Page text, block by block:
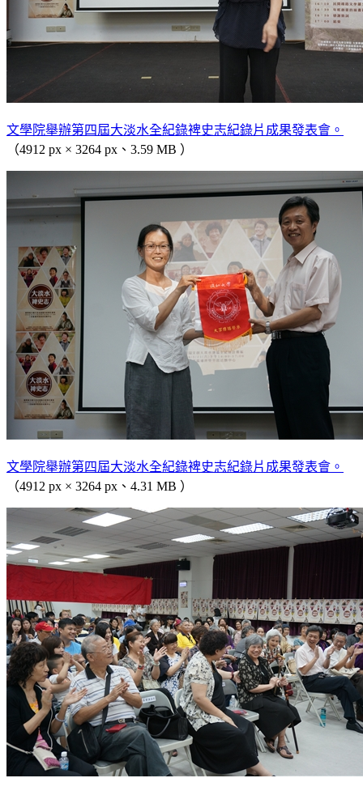
文學院舉辦第四屆大淡水全紀錄裨史志紀錄片成果發表會。
（4912 px × 3264 px、3.59 MB ）
文學院舉辦第四屆大淡水全紀錄裨史志紀錄片成果發表會。
（4912 px × 3264 px、4.31 MB ）